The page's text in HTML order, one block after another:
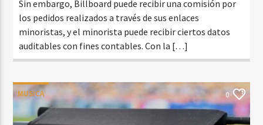
Sin embargo, Billboard puede recibir una comisión por
los pedidos realizados a través de sus enlaces
minoristas, y el minorista puede recibir ciertos datos
auditables con fines contables. Con la […]
MUSICA 0